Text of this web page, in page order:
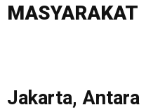
MASYARAKAT
Jakarta, Antara